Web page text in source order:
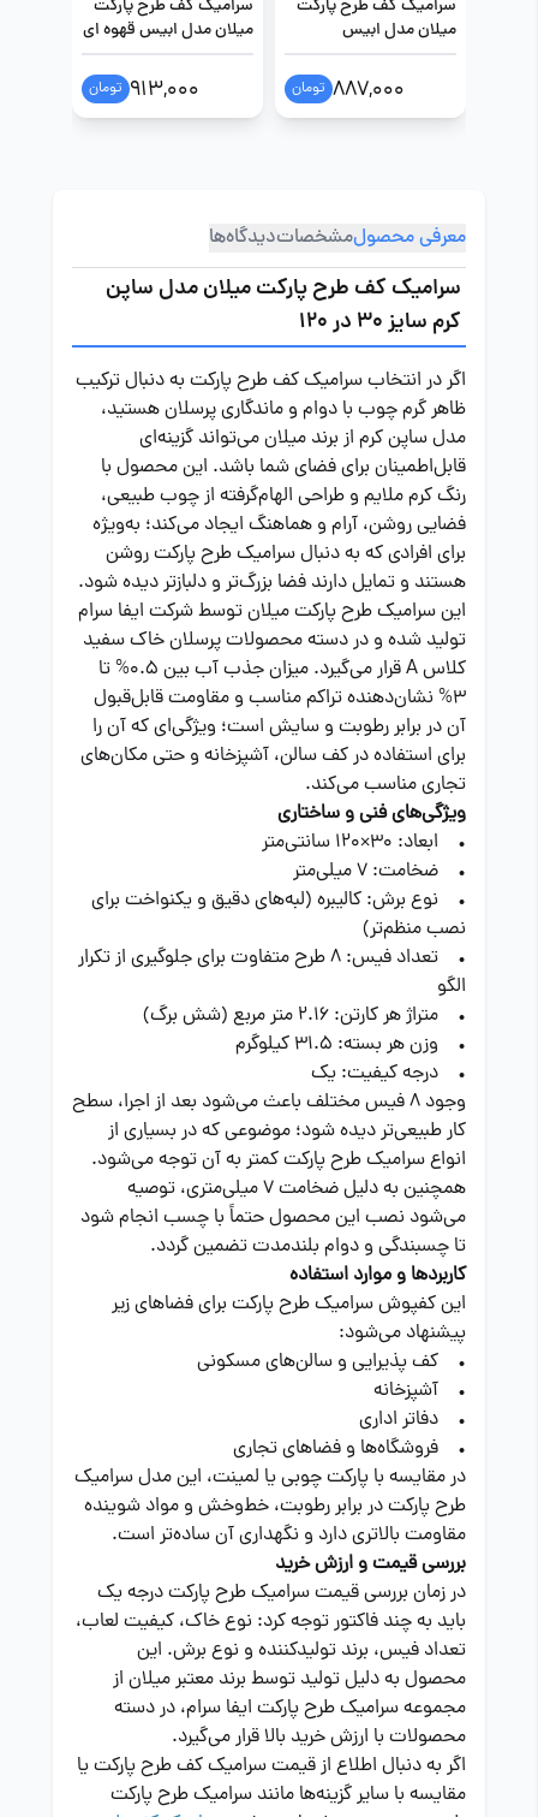
سرامیک کف طرح پارکت
میلان مدل ابیس
خاکستری تیره سایز 30 در
887,000 تومان
سرامیک کف طرح پارکت
میلان مدل ابیس قهوه ای
سایز 30 در 120
913,000 تومان
معرفی محصولمشخصاتدیدگاه‌ها
سرامیک کف طرح پارکت میلان مدل ساپن
کرم سایز 30 در 120
اگر در انتخاب سرامیک کف طرح پارکت به دنبال ترکیب
ظاهر گرم چوب با دوام و ماندگاری پرسلان هستید،
مدل ساپن کرم از برند میلان می‌تواند گزینه‌ای
قابل‌اطمینان برای فضای شما باشد. این محصول با
رنگ کرم ملایم و طراحی الهام‌گرفته از چوب طبیعی،
فضایی روشن، آرام و هماهنگ ایجاد می‌کند؛ به‌ویژه
برای افرادی که به دنبال سرامیک طرح پارکت روشن
هستند و تمایل دارند فضا بزرگ‌تر و دلبازتر دیده شود.
این سرامیک طرح پارکت میلان توسط شرکت ایفا سرام
تولید شده و در دسته محصولات پرسلان خاک سفید
کلاس A قرار می‌گیرد. میزان جذب آب بین 0.5% تا
3% نشان‌دهنده تراکم مناسب و مقاومت قابل‌قبول
آن در برابر رطوبت و سایش است؛ ویژگی‌ای که آن را
برای استفاده در کف سالن، آشپزخانه و حتی مکان‌های
تجاری مناسب می‌کند.
ویژگی‌های فنی و ساختاری
• ابعاد: 30×120 سانتی‌متر
• ضخامت: 7 میلی‌متر
• نوع برش: کالیبره (لبه‌های دقیق و یکنواخت برای
نصب منظم‌تر)
• تعداد فیس: 8 طرح متفاوت برای جلوگیری از تکرار
الگو
• متراژ هر کارتن: 2.16 متر مربع (شش برگ)
• وزن هر بسته: 31.5 کیلوگرم
• درجه کیفیت: یک
وجود 8 فیس مختلف باعث می‌شود بعد از اجرا، سطح
کار طبیعی‌تر دیده شود؛ موضوعی که در بسیاری از
انواع سرامیک طرح پارکت کمتر به آن توجه می‌شود.
همچنین به دلیل ضخامت 7 میلی‌متری، توصیه
می‌شود نصب این محصول حتماً با چسب انجام شود
تا چسبندگی و دوام بلندمدت تضمین گردد.
کاربردها و موارد استفاده
این کفپوش سرامیک طرح پارکت برای فضاهای زیر
پیشنهاد می‌شود:
• کف پذیرایی و سالن‌های مسکونی
• آشپزخانه
• دفاتر اداری
• فروشگاه‌ها و فضاهای تجاری
در مقایسه با پارکت چوبی یا لمینت، این مدل سرامیک
طرح پارکت در برابر رطوبت، خط‌وخش و مواد شوینده
مقاومت بالاتری دارد و نگهداری آن ساده‌تر است.
بررسی قیمت و ارزش خرید
در زمان بررسی قیمت سرامیک طرح پارکت درجه یک
باید به چند فاکتور توجه کرد: نوع خاک، کیفیت لعاب،
تعداد فیس، برند تولیدکننده و نوع برش. این
محصول به دلیل تولید توسط برند معتبر میلان از
مجموعه سرامیک طرح پارکت ایفا سرام، در دسته
محصولات با ارزش خرید بالا قرار می‌گیرد.
اگر به دنبال اطلاع از قیمت سرامیک کف طرح پارکت یا
مقایسه با سایر گزینه‌ها مانند سرامیک طرح پارکت